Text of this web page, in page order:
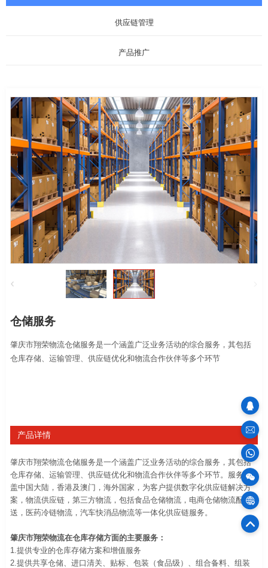
供应链管理
产品推广
仓储服务
肇庆市翔荣物流仓储服务是一个涵盖广泛业务活动的综合服务，其包括
仓库存储、运输管理、供应链优化和物流合作伙伴等多个环节
产品详情
肇庆市翔荣物流仓储服务是一个涵盖广泛业务活动的综合服务，其包括
仓库存储、运输管理、供应链优化和物流合作伙伴等多个环节。服务覆
盖中国大陆，香港及澳门，海外国家，为客户提供数字化供应链解决方
案，物流供应链，第三方物流，包括食品仓储物流，电商仓储物流配
送，医药冷链物流，汽车快消品物流等一体化供应链服务。
肇庆市翔荣物流在仓库存储方面的主要服务：
1.提供专业的仓库存储方案和增值服务
2.提供共享仓储、进口清关、贴标、包装（食品级）、组合备料、组装